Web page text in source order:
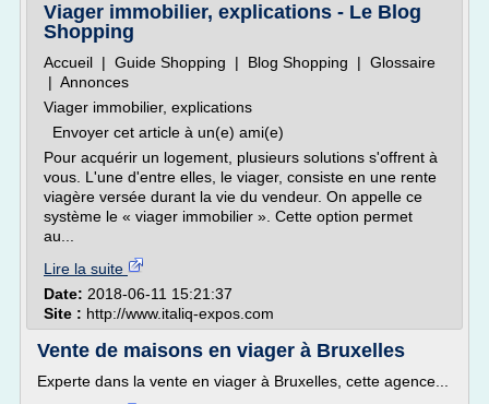
Viager immobilier, explications - Le Blog
Shopping
Accueil | Guide Shopping | Blog Shopping | Glossaire
| Annonces
Viager immobilier, explications
Envoyer cet article à un(e) ami(e)
Pour acquérir un logement, plusieurs solutions s'offrent à
vous. L'une d'entre elles, le viager, consiste en une rente
viagère versée durant la vie du vendeur. On appelle ce
système le « viager immobilier ». Cette option permet
au...
Lire la suite
Date: 2018-06-11 15:21:37
Site : http://www.italiq-expos.com
Vente de maisons en viager à Bruxelles
Experte dans la vente en viager à Bruxelles, cette agence...